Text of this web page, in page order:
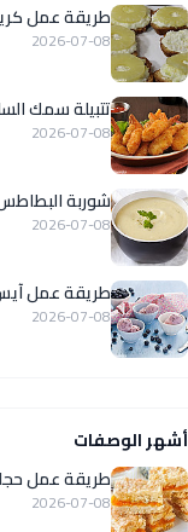
طريقة عمل
2026-07-08
تتبيلة سمك
2026-07-08
شوربة
2026-07-08
طريقة عمل
2026-07-08
أشهر الوصفات
طريقة عمل
2026-07-08